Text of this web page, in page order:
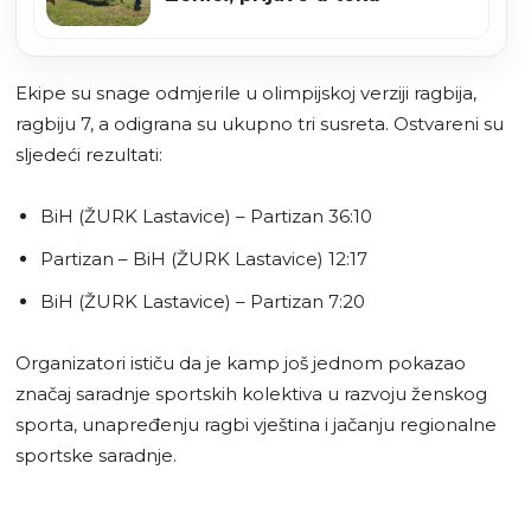
Ekipe su snage odmjerile u olimpijskoj verziji ragbija,
ragbiju 7, a odigrana su ukupno tri susreta. Ostvareni su
sljedeći rezultati:
BiH (ŽURK Lastavice) – Partizan 36:10
Partizan – BiH (ŽURK Lastavice) 12:17
BiH (ŽURK Lastavice) – Partizan 7:20
Organizatori ističu da je kamp još jednom pokazao
značaj saradnje sportskih kolektiva u razvoju ženskog
sporta, unapređenju ragbi vještina i jačanju regionalne
sportske saradnje.